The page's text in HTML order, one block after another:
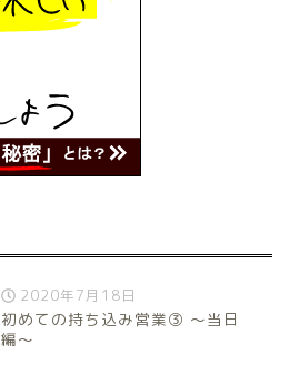
2020年7月18日
初めての持ち込み営業③ 〜当日
編〜